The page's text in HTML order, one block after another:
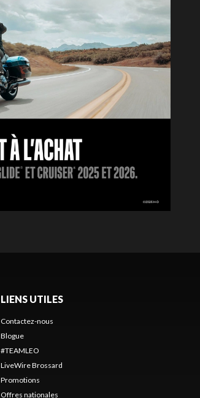
LIENS UTILES
Contactez-nous
Blogue
#TEAMLEO
LiveWire Brossard
Promotions
Offres nationales